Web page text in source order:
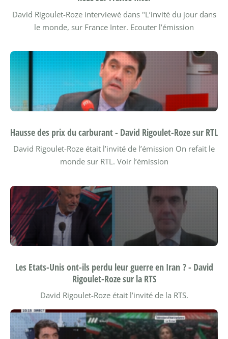
David Rigoulet-Roze interviewé dans "L’invité du jour dans
le monde, sur France Inter. Ecouter l’émission
Hausse des prix du carburant - David Rigoulet-Roze sur RTL
David Rigoulet-Roze était l’invité de l’émission On refait le
monde sur RTL. Voir l’émission
Les Etats-Unis ont-ils perdu leur guerre en Iran ? - David
Rigoulet-Roze sur la RTS
David Rigoulet-Roze était l’invité de la RTS.